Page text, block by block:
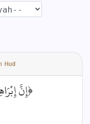
Hud
﴿إِنَّ